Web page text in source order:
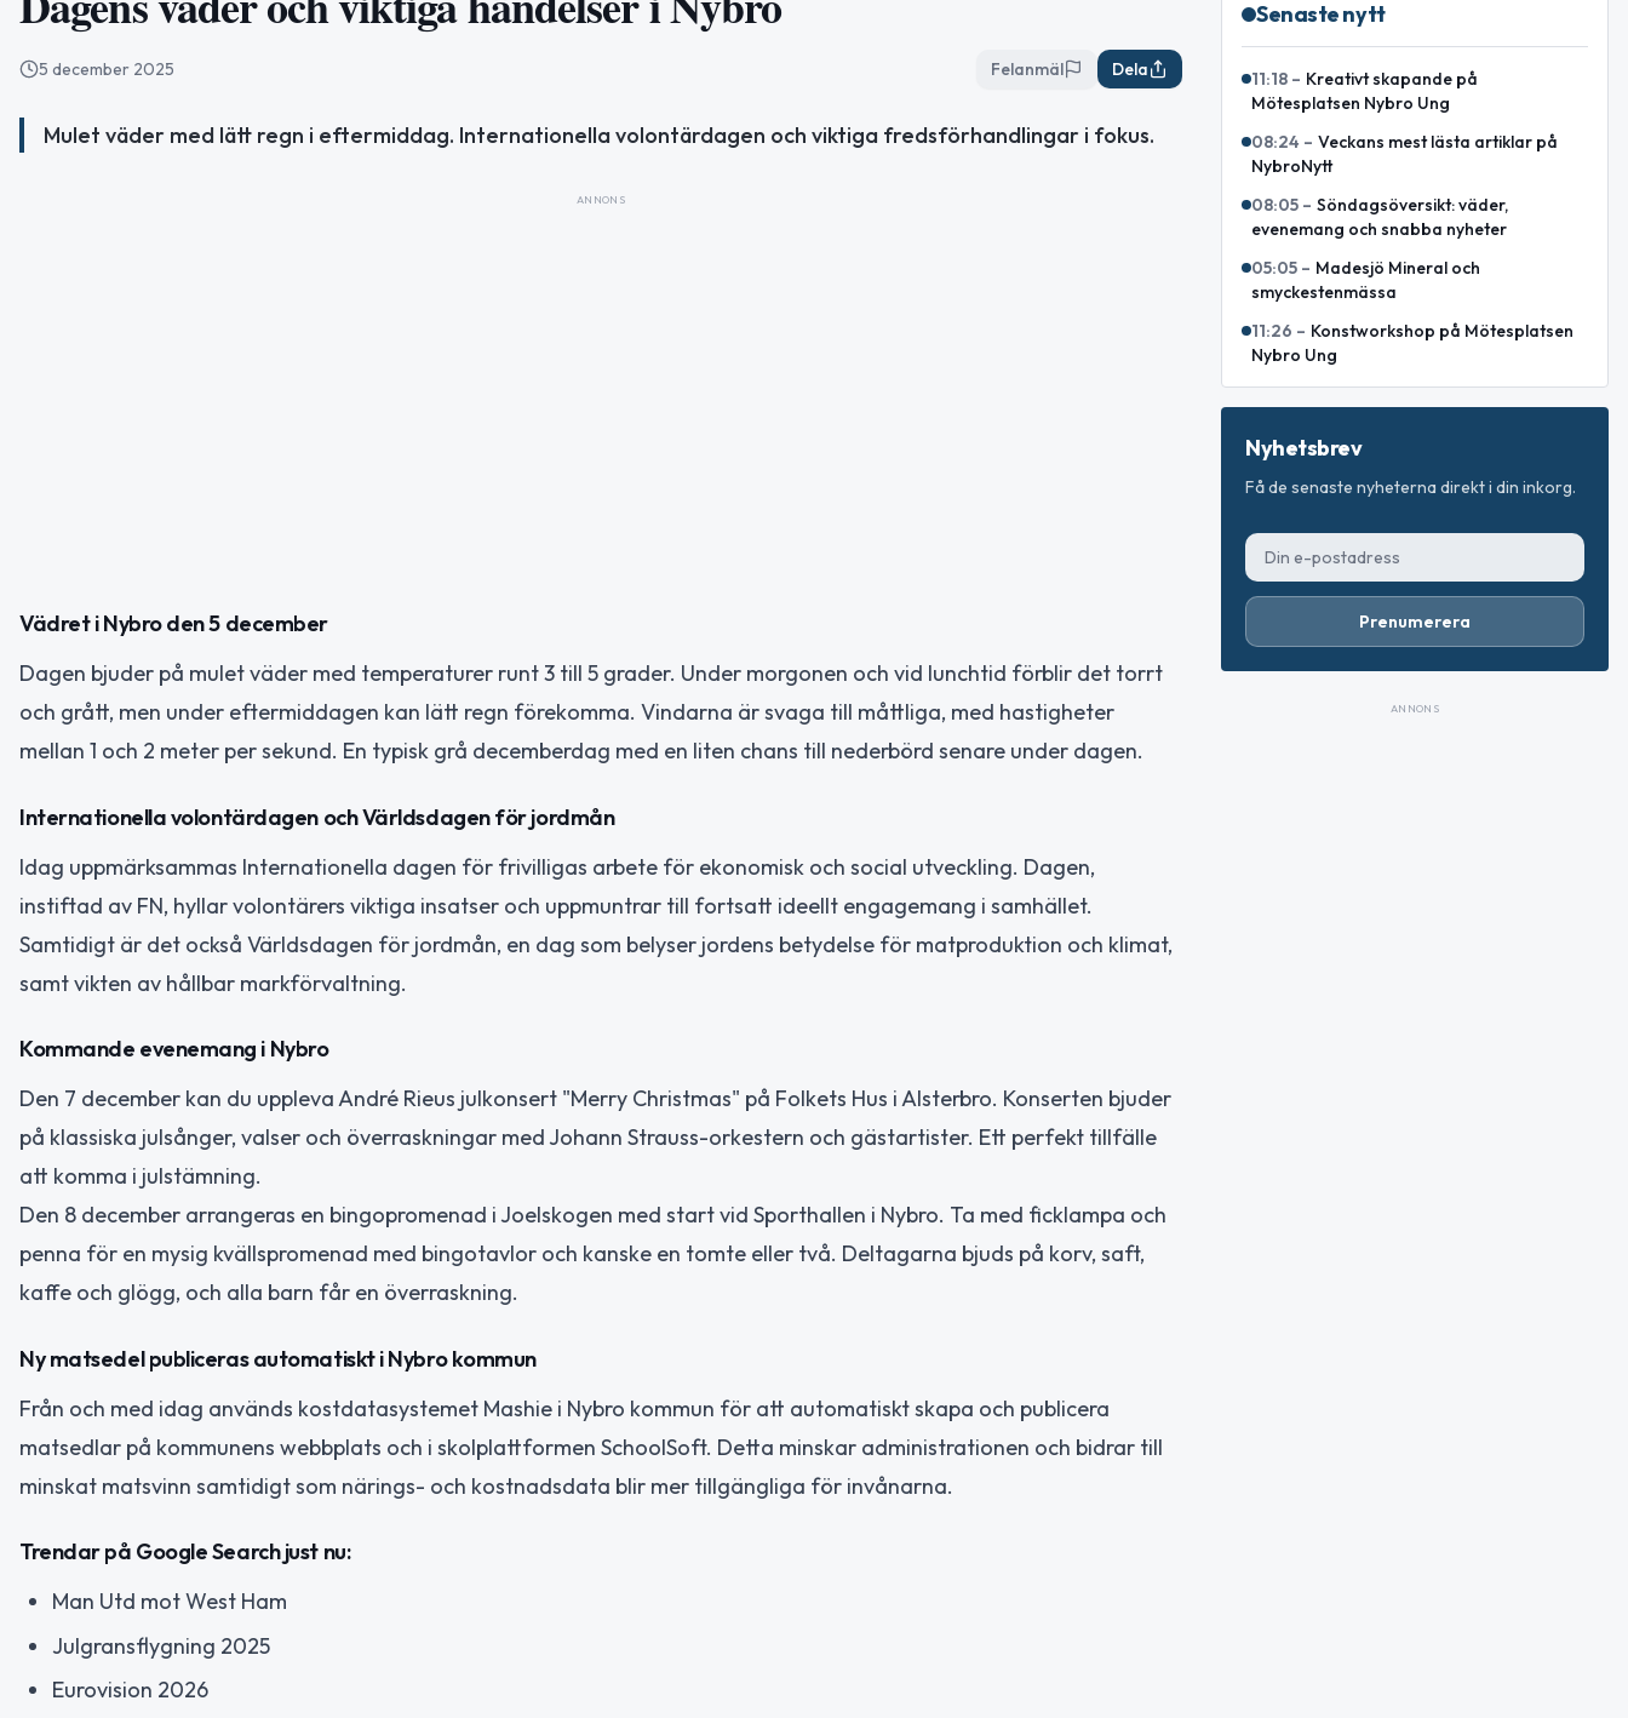
5 december 2025 Felanmäl Dela
Mulet väder med lätt regn i eftermiddag. Internationella volontärdagen och viktiga fredsförhandlingar i fokus.
ANNONS
Vädret i Nybro den 5 december
Dagen bjuder på mulet väder med temperaturer runt 3 till 5 grader. Under morgonen och vid lunchtid förblir det torrt
och grått, men under eftermiddagen kan lätt regn förekomma. Vindarna är svaga till måttliga, med hastigheter
mellan 1 och 2 meter per sekund. En typisk grå decemberdag med en liten chans till nederbörd senare under dagen.
Internationella volontärdagen och Världsdagen för jordmån
Idag uppmärksammas Internationella dagen för frivilligas arbete för ekonomisk och social utveckling. Dagen,
instiftad av FN, hyllar volontärers viktiga insatser och uppmuntrar till fortsatt ideellt engagemang i samhället.
Samtidigt är det också Världsdagen för jordmån, en dag som belyser jordens betydelse för matproduktion och klimat,
samt vikten av hållbar markförvaltning.
Kommande evenemang i Nybro
Den 7 december kan du uppleva André Rieus julkonsert "Merry Christmas" på Folkets Hus i Alsterbro. Konserten bjuder
på klassiska julsånger, valser och överraskningar med Johann Strauss-orkestern och gästartister. Ett perfekt tillfälle
att komma i julstämning.
Den 8 december arrangeras en bingopromenad i Joelskogen med start vid Sporthallen i Nybro. Ta med ficklampa och
penna för en mysig kvällspromenad med bingotavlor och kanske en tomte eller två. Deltagarna bjuds på korv, saft,
kaffe och glögg, och alla barn får en överraskning.
Ny matsedel publiceras automatiskt i Nybro kommun
Från och med idag används kostdatasystemet Mashie i Nybro kommun för att automatiskt skapa och publicera
matsedlar på kommunens webbplats och i skolplattformen SchoolSoft. Detta minskar administrationen och bidrar till
minskat matsvinn samtidigt som närings- och kostnadsdata blir mer tillgängliga för invånarna.
Trendar på Google Search just nu:
Man Utd mot West Ham
Julgransflygning 2025
Eurovision 2026
Senaste nytt
11:18 – Kreativt skapande på
Mötesplatsen Nybro Ung
08:24 – Veckans mest lästa artiklar på
NybroNytt
08:05 – Söndagsöversikt: väder,
evenemang och snabba nyheter
05:05 – Madesjö Mineral och
smyckestenmässa
11:26 – Konstworkshop på Mötesplatsen
Nybro Ung
Nyhetsbrev
Få de senaste nyheterna direkt i din inkorg.
Prenumerera
ANNONS